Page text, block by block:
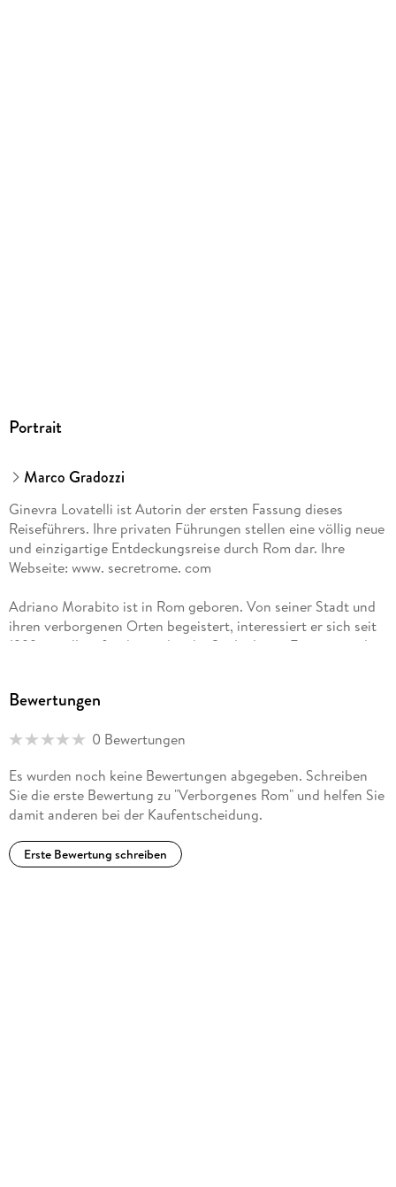
Portrait
Marco Gradozzi
Ginevra Lovatelli ist Autorin der ersten Fassung dieses
Reiseführers. Ihre privaten Führungen stellen eine völlig neue
und einzigartige Entdeckungsreise durch Rom dar. Ihre
Webseite: www. secretrome. com
Adriano Morabito ist in Rom geboren. Von seiner Stadt und
ihren verborgenen Orten begeistert, interessiert er sich seit
1999 vor allem für die städtische Speläologie. Er ist einer der
Hélène Vuillermet und Viviana Cortes. Ein Großteil der Fotos
Arbeiten sind zu finden unter www. goldenratio. biz
Bewertungen
0 Bewertungen
Es wurden noch keine Bewertungen abgegeben. Schreiben
Sie die erste Bewertung zu "Verborgenes Rom" und helfen Sie
damit anderen bei der Kaufentscheidung.
Erste Bewertung schreiben